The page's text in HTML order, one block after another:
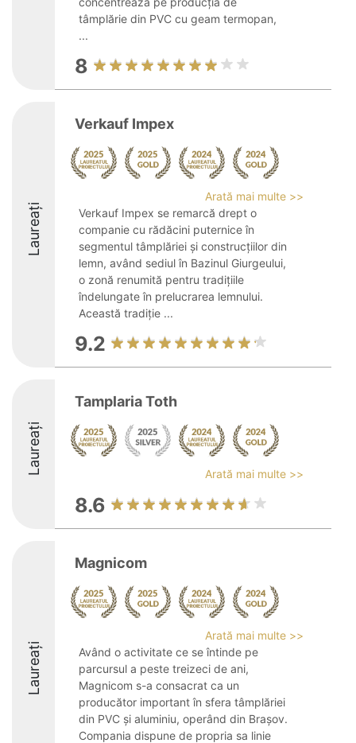
tâmplărie din PVC cu geam termopan,
...
8
Laureați
Verkauf Impex
Arată mai multe >>
Verkauf Impex se remarcă drept o
companie cu rădăcini puternice în
segmentul tâmplăriei și construcțiilor din
lemn, având sediul în Bazinul Giurgeului,
o zonă renumită pentru tradițiile
îndelungate în prelucrarea lemnului.
Această tradiție ...
9.2
Laureați
Tamplaria Toth
Arată mai multe >>
8.6
Laureați
Magnicom
Arată mai multe >>
Având o activitate ce se întinde pe
parcursul a peste treizeci de ani,
Magnicom s-a consacrat ca un
producător important în sfera tâmplăriei
din PVC și aluminiu, operând din Brașov.
Compania dispune de propria sa linie